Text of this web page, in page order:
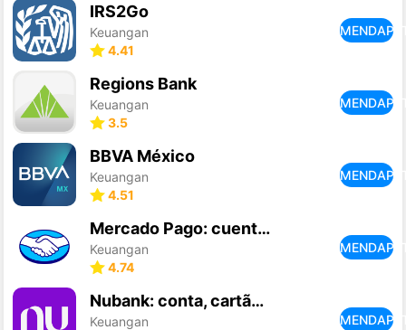
IRS2Go
Keuangan
4.41
Regions Bank
Keuangan
3.5
BBVA México
Keuangan
4.51
Mercado Pago: cuenta digital
Keuangan
4.74
Nubank: conta, cartão e mais
Keuangan